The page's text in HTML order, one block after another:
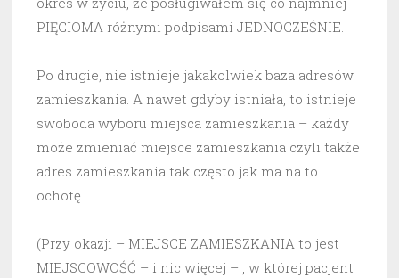
PIĘCIOMA różnymi podpisami JEDNOCZEŚNIE.
Po drugie, nie istnieje jakakolwiek baza adresów
zamieszkania. A nawet gdyby istniała, to istnieje
swoboda wyboru miejsca zamieszkania – każdy
może zmieniać miejsce zamieszkania czyli także
adres zamieszkania tak często jak ma na to
ochotę.
(Przy okazji – MIEJSCE ZAMIESZKANIA to jest
MIEJSCOWOŚĆ – i nic więcej – , w której pacjent